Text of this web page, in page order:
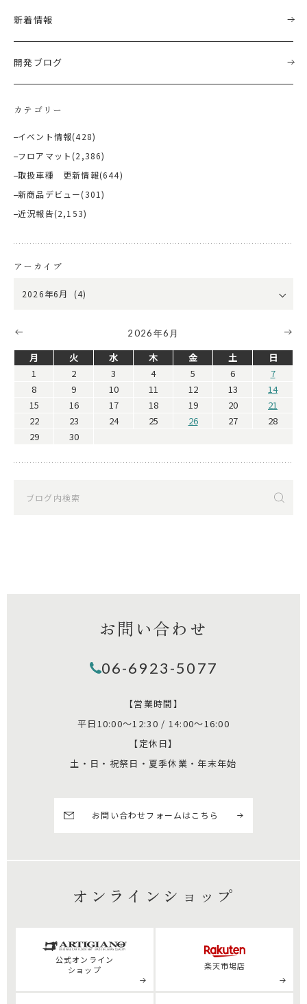
新着情報
開発ブログ
カテゴリー
イベント情報(428)
フロアマット (2,386)
取扱車種 更新情報(644)
新商品デビュー(301)
近況報告(2,153)
アーカイブ
2026年6月
月 火 水 木 金 土
日
1
2 3 4 5 6
7
8
9 10 11 12 13
14
15
16 17 18 19 20
21
22
23 24 25 26 27
28
29
30
お問い合わせ
06-6923-5077
【営業時間】
平日10:00～12:30 / 14:00～16:00
【定休日】
土・日・祝祭日・夏季休業・年末年始
お問い合わせフォームはこちら
オンラインショップ
公式オンライン
ショップ
楽天市場店